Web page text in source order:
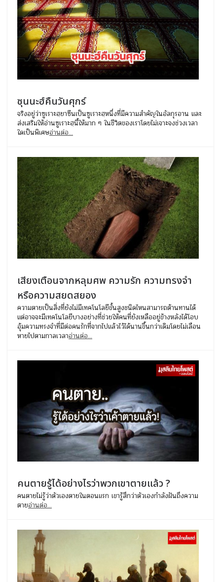
ซุนนะฮ์คืนวันศุกร์
จริงอยู่ว่าซูเราะฮฺยาซีนเป็นซูเราะฮฺหนึ่งที่มีความสำคัญในอัลกุรอาน และ
ส่งเสริมให้อ่านซูเราะฮฺนี้ให้มาก ๆ ในชีวิตของเราโดยไม่เจาะจงช่วงเวลา
ใดเป็นพิเศษอ่านต่อ...
เสียงเตือนจากหลุมศพ ความรัก ความทรงจำ
หรือความสยดสยอง
ความตายเป็นสิ่งที่ยังไม่มีเทคโนโลยีขั้นสูงชนิดไหนสามารถต้านทานได้
แต่อาจจะมีเทคโนโลยีบางอย่างที่ช่วยให้คนที่ยังเหลืออยู่ข้างหลังได้โอบ
อุ้มความทรงจำที่มีต่อคนรักที่จากไปแล้วไว้ได้นานขึ้นกว่าเดิมโดยไม่เลือน
หายไปตามกาลเวลาอ่านต่อ...
คนตายรู้ได้อย่างไรว่าพวกเขาตายแล้ว ?
คนตายไม่รู้ว่าตัวเองตายในตอนแรก เขารู้สึกว่าตัวเองกำลังฝันถึงความ
ตายอ่านต่อ...